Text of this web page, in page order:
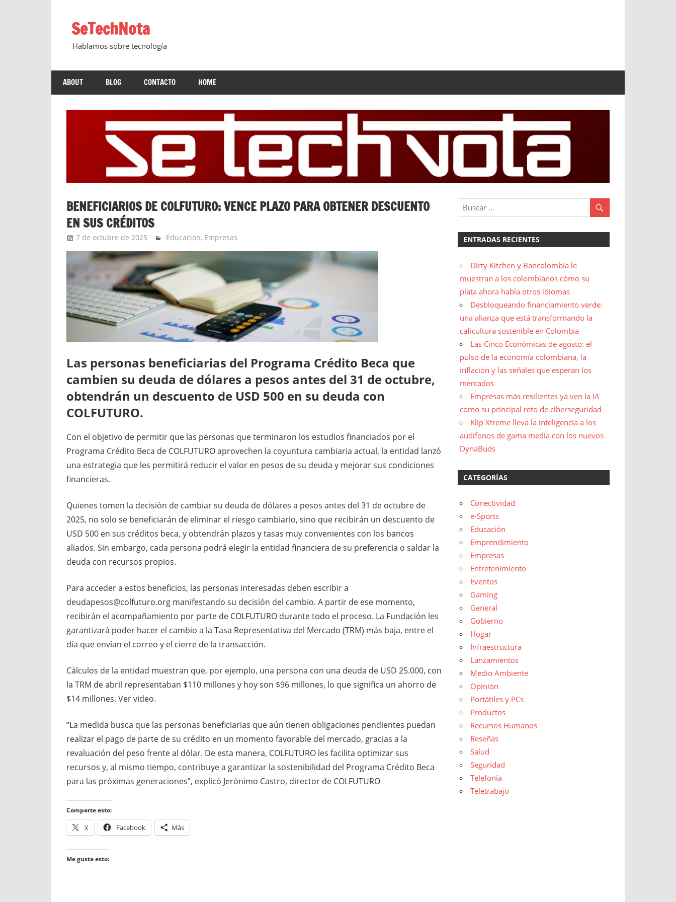
contenidoSeTechNota
Hablamos sobre tecnología
ABOUT BLOG CONTACTO HOME
BENEFICIARIOS DE COLFUTURO: VENCE PLAZO PARA OBTENER DESCUENTO
EN SUS CRÉDITOS
7 de octubre de 2025 Ernesto Herrera
Educación, Empresas
Las personas beneficiarias del Programa Crédito Beca que
cambien su deuda de dólares a pesos antes del 31 de octubre,
obtendrán un descuento de USD 500 en su deuda con
COLFUTURO.
Con el objetivo de permitir que las personas que terminaron los estudios financiados por el
Programa Crédito Beca de COLFUTURO aprovechen la coyuntura cambiaria actual, la entidad lanzó
una estrategia que les permitirá reducir el valor en pesos de su deuda y mejorar sus condiciones
financieras.
Quienes tomen la decisión de cambiar su deuda de dólares a pesos antes del 31 de octubre de
2025, no solo se beneficiarán de eliminar el riesgo cambiario, sino que recibirán un descuento de
USD 500 en sus créditos beca, y obtendrán plazos y tasas muy convenientes con los bancos
aliados. Sin embargo, cada persona podrá elegir la entidad financiera de su preferencia o saldar la
deuda con recursos propios.
Para acceder a estos beneficios, las personas interesadas deben escribir a
deudapesos@colfuturo.org manifestando su decisión del cambio. A partir de ese momento,
recibirán el acompañamiento por parte de COLFUTURO durante todo el proceso. La Fundación les
garantizará poder hacer el cambio a la Tasa Representativa del Mercado (TRM) más baja, entre el
día que envían el correo y el cierre de la transacción.
Cálculos de la entidad muestran que, por ejemplo, una persona con una deuda de USD 25.000, con
la TRM de abril representaban $110 millones y hoy son $96 millones, lo que significa un ahorro de
$14 millones. Ver video.
“La medida busca que las personas beneficiarias que aún tienen obligaciones pendientes puedan
realizar el pago de parte de su crédito en un momento favorable del mercado, gracias a la
revaluación del peso frente al dólar. De esta manera, COLFUTURO les facilita optimizar sus
recursos y, al mismo tiempo, contribuye a garantizar la sostenibilidad del Programa Crédito Beca
para las próximas generaciones”, explicó Jerónimo Castro, director de COLFUTURO
Comparte esto:
X Facebook Más
Me gusta esto:
ENTRADAS RECIENTES
Dirty Kitchen y Bancolombia le
muestran a los colombianos cómo su
plata ahora habla otros idiomas
Desbloqueando financiamiento verde:
una alianza que está transformando la
caficultura sostenible en Colombia
Las Cinco Económicas de agosto: el
pulso de la economía colombiana, la
inflación y las señales que esperan los
mercados
Empresas más resilientes ya ven la IA
como su principal reto de ciberseguridad
Klip Xtreme lleva la inteligencia a los
audífonos de gama media con los nuevos
DynaBuds
CATEGORÍAS
Conectividad
e-Sports
Educación
Emprendimiento
Empresas
Entretenimiento
Eventos
Gaming
General
Gobierno
Hogar
Infraestructura
Lanzamientos
Medio Ambiente
Opinión
Portátiles y PCs
Productos
Recursos Humanos
Reseñas
Salud
Seguridad
Telefonía
Teletrabajo